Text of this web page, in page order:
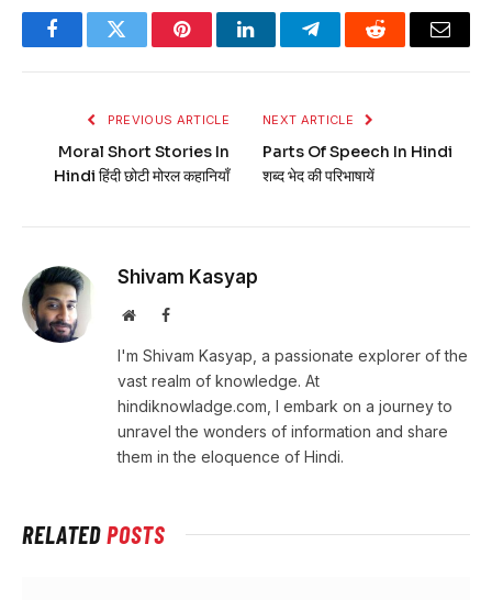
FacebookTwitter PinterestLinkedInTelegramReddit Email
PREVIOUS ARTICLE
Moral Short Stories In
Hindi हिंदी छोटी मोरल कहानियाँ
NEXT ARTICLE
Parts Of Speech In Hindi
शब्द भेद की परिभाषायें
Shivam Kasyap
WebsiteFacebook
I'm Shivam Kasyap, a passionate explorer of the
vast realm of knowledge. At
hindiknowladge.com, I embark on a journey to
unravel the wonders of information and share
them in the eloquence of Hindi.
RELATEDPOSTS